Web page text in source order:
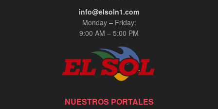
info@elsoln1.com
Monday – Friday:
9:00 AM – 5:00 PM
NUESTROS PORTALES